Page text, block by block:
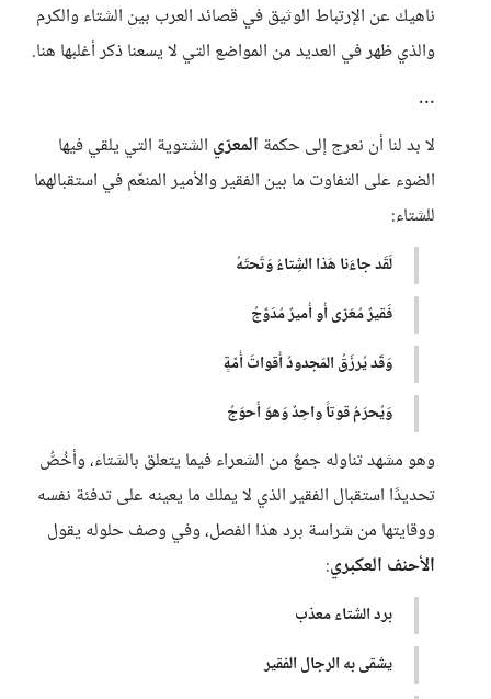
ناهيك عن الإرتباط الوثيق في قصائد العرب بين الشتاء والكرم
والذي ظهر في العديد من المواضع التي لا يسعنا ذكر أغلبها هنا.
...
لا بد لنا أن نعرج إلى حكمة المعرّي الشتوية التي يلقي فيها
الضوء على التفاوت ما بين الفقير والأمير المنعّم في استقبالهما
للشتاء:
لَقَد جاءَنا هَذا الشِتاءُ وَتَحتَهُ
فَقيرٌ مُعَرّى أَو أَميرٌ مُدَوَّجُ
وَقَد يُرزَقُ المَجدودُ أَقواتَ أُمَّةٍ
وَيُحرَمُ قوتاً واحِدٌ وَهوَ أَحوَجُ
وهو مشهد تناوله جمعٌ من الشعراء فيما يتعلق بالشتاء، وأخُصُّ
تحديدًا استقبال الفقير الذي لا يملك ما يعينه على تدفئة نفسه
ووقايتها من شراسة برد هذا الفصل، وفي وصف حلوله يقول
الأحنف العكبري:
برد الشتاء معذب
يشقى به الرجال الفقير